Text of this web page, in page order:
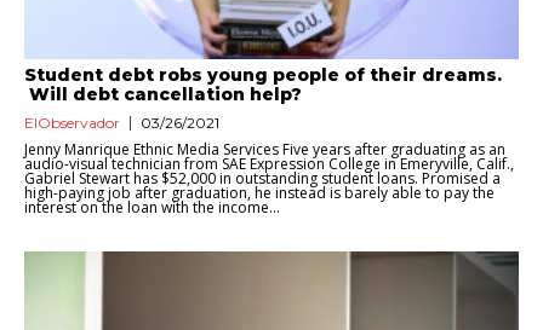
Student debt robs young people of their dreams.
Will debt cancellation help?
ElObservador 03/26/2021
Jenny Manrique Ethnic Media Services Five years after graduating as an
audio-visual technician from SAE Expression College in Emeryville, Calif.,
Gabriel Stewart has $52,000 in outstanding student loans. Promised a
high-paying job after graduation, he instead is barely able to pay the
interest on the loan with the income...